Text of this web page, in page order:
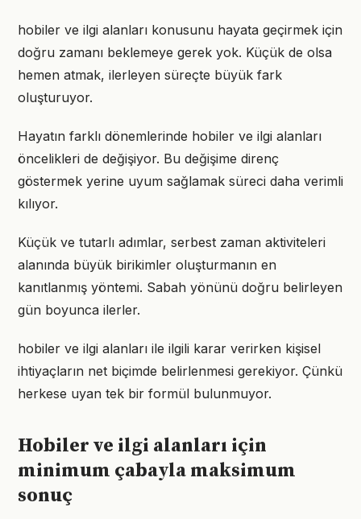
hobiler ve ilgi alanları konusunu hayata geçirmek için
doğru zamanı beklemeye gerek yok. Küçük de olsa
hemen atmak, ilerleyen süreçte büyük fark
oluşturuyor.
Hayatın farklı dönemlerinde hobiler ve ilgi alanları
öncelikleri de değişiyor. Bu değişime direnç
göstermek yerine uyum sağlamak süreci daha verimli
kılıyor.
Küçük ve tutarlı adımlar, serbest zaman aktiviteleri
alanında büyük birikimler oluşturmanın en
kanıtlanmış yöntemi. Sabah yönünü doğru belirleyen
gün boyunca ilerler.
hobiler ve ilgi alanları ile ilgili karar verirken kişisel
ihtiyaçların net biçimde belirlenmesi gerekiyor. Çünkü
herkese uyan tek bir formül bulunmuyor.
Hobiler ve ilgi alanları için
minimum çabayla maksimum
sonuç